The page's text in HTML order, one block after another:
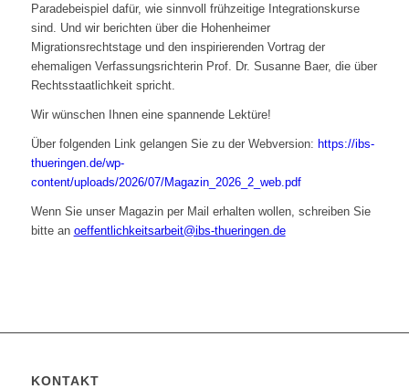
Paradebeispiel dafür, wie sinnvoll frühzeitige Integrationskurse
sind. Und wir berichten über die Hohenheimer
Migrationsrechtstage und den inspirierenden Vortrag der
ehemaligen Verfassungsrichterin Prof. Dr. Susanne Baer, die über
Rechtsstaatlichkeit spricht.
Wir wünschen Ihnen eine spannende Lektüre!
Über folgenden Link gelangen Sie zu der Webversion: https://ibs-
thueringen.de/wp-
content/uploads/2026/07/Magazin_2026_2_web.pdf
Wenn Sie unser Magazin per Mail erhalten wollen, schreiben Sie
bitte an oeffentlichkeitsarbeit@ibs-thueringen.de
KONTAKT